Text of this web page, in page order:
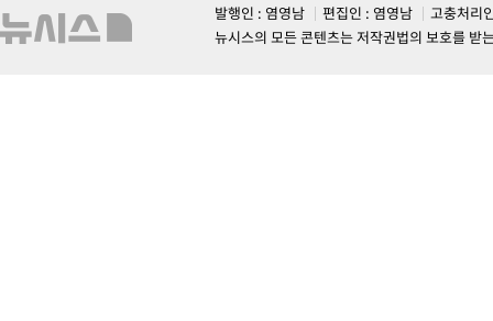
발행인 : 염영남
편집인 : 염영남
고충처리
뉴시스의 모든 콘텐츠는 저작권법의 보호를